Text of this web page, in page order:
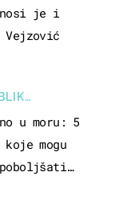
je i
Vejzović
u moru: 5
mogu